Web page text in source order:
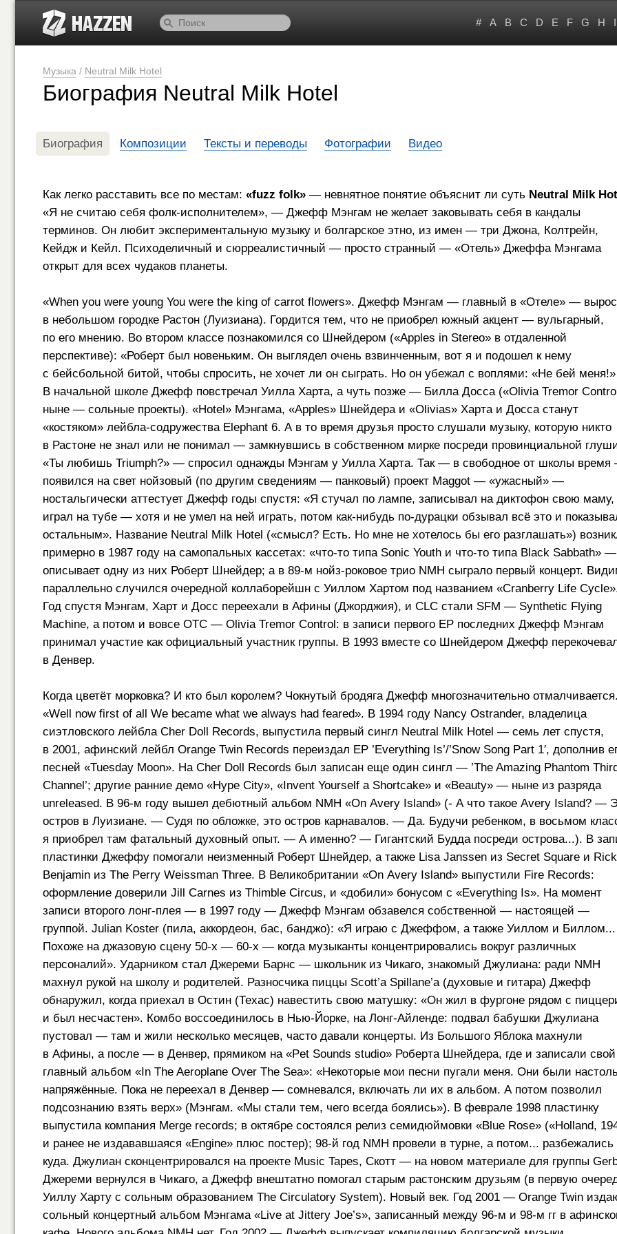
# A B C D E F G H I
Музыка / Neutral Milk Hotel
Биография Neutral Milk Hotel
Биография Композиции Тексты и переводы Фотографии Видео
Как легко расставить все по местам: «fuzz folk» — невнятное понятие объяснит ли суть Neutral Milk
«Я не считаю себя фолк-исполнителем», — Джефф Мэнгам не желает заковывать себя в кандалы
терминов. Он любит экспериментальную музыку и болгарское этно, из имен — три Джона, Колтрейн,
Кейдж и Кейл. Психоделичный и сюрреалистичный — просто странный — «Отель» Джеффа Мэнгама
открыт для всех чудаков планеты.
«When you were young You were the king of carrot flowers». Джефф Мэнгам — главный в «Отеле» — вырос
в небольшом городке Растон (Луизиана). Гордится тем, что не приобрел южный акцент — вульгарный,
по его мнению. Во втором классе познакомился со Шнейдером («Apples in Stereo» в отдаленной
перспективе): «Роберт был новеньким. Он выглядел очень взвинченным, вот я и подошел к нему
с бейсбольной битой, чтобы спросить, не хочет ли он сыграть. Но он убежал с воплями: «Не бей меня!»
В начальной школе Джефф повстречал Уилла Харта, а чуть позже — Билла Досса («Olivia Tremor
ныне — сольные проекты). «Hotel» Мэнгама, «Apples» Шнейдера и «Olivias» Харта и Досса станут
«костяком» лейбла-содружества Elephant 6. А в то время друзья просто слушали музыку, которую никто
в Растоне не знал или не понимал — замкнувшись в собственном мирке посреди провинциальной
«Ты любишь Triumph?» — спросил однажды Мэнгам у Уилла Харта. Так — в свободное от школы
появился на свет нойзовый (по другим сведениям — панковый) проект Maggot — «ужасный» —
ностальгически аттестует Джефф годы спустя: «Я стучал по лампе, записывал на диктофон свою маму,
играл на тубе — хотя и не умел на ней играть, потом как-нибудь по-дурацки обзывал всё это и
остальным». Название Neutral Milk Hotel («смысл? Есть. Но мне не хотелось бы его разглашать»)
примерно в 1987 году на самопальных кассетах: «что-то типа Sonic Youth и что-то типа Black Sabbath» —
описывает одну из них Роберт Шнейдер; а в 89-м нойз-роковое трио NMH сыграло первый концерт.
параллельно случился очередной коллаборейшн с Уиллом Хартом под названием «Cranberry Life
Год спустя Мэнгам, Харт и Досс переехали в Афины (Джорджия), и CLC стали SFM — Synthetic Flying
Machine, а потом и вовсе OTC — Olivia Tremor Control: в записи первого EP последних Джефф Мэнгам
принимал участие как официальный участник группы. В 1993 вместе со Шнейдером Джефф
в Денвер.
Когда цветёт морковка? И кто был королем? Чокнутый бродяга Джефф многозначительно отмалчивается.
«Well now first of all We became what we always had feared». В 1994 году Nancy Ostrander, владелица
сиэтловского лейбла Cher Doll Records, выпустила первый сингл Neutral Milk Hotel — семь лет спустя,
в 2001, афинский лейбл Orange Twin Records переиздал EP ’Everything Is’/’Snow Song Part 1′, дополнив
песней «Tuesday Moon». На Cher Doll Records был записан еще один сингл — ’The Amazing Phantom
Channel’; другие ранние демо «Hype City», «Invent Yourself a Shortcake» и «Beauty» — ныне из разряда
unreleased. В 96-м году вышел дебютный альбом NMH «On Avery Island» (- А что такое Avery Island? —
остров в Луизиане. — Судя по обложке, это остров карнавалов. — Да. Будучи ребенком, в восьмом
я приобрел там фатальный духовный опыт. — А именно? — Гигантский Будда посреди острова...). В
пластинки Джеффу помогали неизменный Роберт Шнейдер, а также Lisa Janssen из Secret Square и Rick
Benjamin из The Perry Weissman Three. В Великобритании «On Avery Island» выпустили Fire Records:
оформление доверили Jill Carnes из Thimble Circus, и «добили» бонусом с «Everything Is». На момент
записи второго лонг-плея — в 1997 году — Джефф Мэнгам обзавелся собственной — настоящей —
группой. Julian Koster (пила, аккордеон, бас, банджо): «Я играю с Джеффом, а также Уиллом и Биллом...
Похоже на джазовую сцену 50-х — 60-х — когда музыканты концентрировались вокруг различных
персоналий». Ударником стал Джереми Барнс — школьник из Чикаго, знакомый Джулиана: ради NMH
махнул рукой на школу и родителей. Разносчика пиццы Scott’a Spillane’a (духовые и гитара) Джефф
обнаружил, когда приехал в Остин (Техас) навестить свою матушку: «Он жил в фургоне рядом с
и был несчастен». Комбо воссоединилось в Нью-Йорке, на Лонг-Айленде: подвал бабушки Джулиана
пустовал — там и жили несколько месяцев, часто давали концерты. Из Большого Яблока махнули
в Афины, а после — в Денвер, прямиком на «Pet Sounds studio» Роберта Шнейдера, где и записали свой
главный альбом «In The Aeroplane Over The Sea»: «Некоторые мои песни пугали меня. Они были
напряжённые. Пока не переехал в Денвер — сомневался, включать ли их в альбом. А потом позволил
подсознанию взять верх» (Мэнгам. «Мы стали тем, чего всегда боялись»). В феврале 1998 пластинку
выпустила компания Merge records; в октябре состоялся релиз семидюймовки «Blue Rose» («Holland,
и ранее не издававшаяся «Engine» плюс постер); 98-й год NMH провели в турне, а потом... разбежались
куда. Джулиан сконцентрировался на проекте Music Tapes, Скотт — на новом материале для группы
Джереми вернулся в Чикаго, а Джефф внештатно помогал старым растонским друзьям (в первую
Уиллу Харту с сольным образованием The Circulatory System). Новый век. Год 2001 — Orange Twin
сольный концертный альбом Мэнгама «Live at Jittery Joe’s», записанный между 96-м и 98-м гг в